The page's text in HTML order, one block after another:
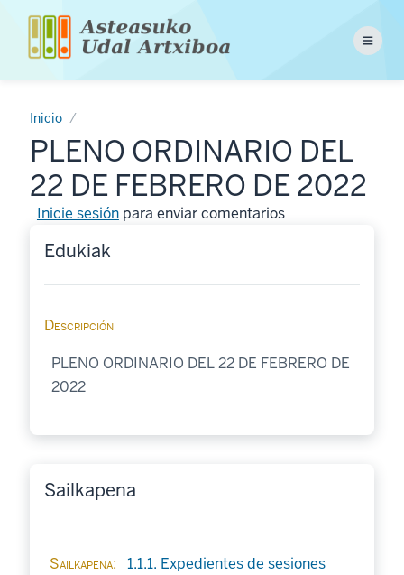
contenido
Menu
Inicio
PLENO ORDINARIO DEL
22 DE FEBRERO DE 2022
Inicie sesiónpara enviar comentarios
Edukiak
Descripción
PLENO ORDINARIO DEL 22 DE FEBRERO DE
2022
Sailkapena
Sailkapena 1.1.1. Expedientes de sesiones